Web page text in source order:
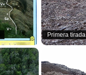
Primera tirada